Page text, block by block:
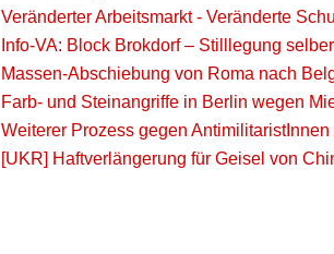
Veränderter Arbeitsmarkt - Veränderte
Info-VA: Block Brokdorf – Stilllegung
Massen-Abschiebung von Roma nach
Farb- und Steinangriffe in Berlin wegen
Weiterer Prozess gegen
[UKR] Haftverlängerung für Geisel von